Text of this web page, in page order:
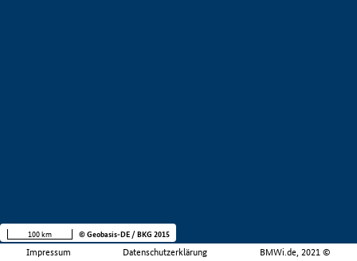
Impressum Datenschutzerklärung BMWi.de, 2021 ©
100 km © Geobasis-DE / BKG 2015